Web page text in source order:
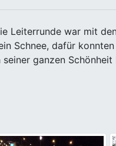
Leiterrunde war mit
Schnee, dafür
seiner ganzen Schönheit